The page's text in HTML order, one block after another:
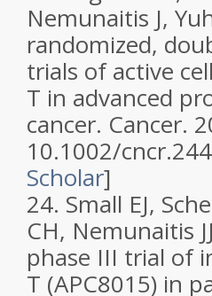
Nemunaitis J,
randomized,
trials of active
T in advanced
cancer. Cancer.
10.1002/
Scholar]
24. Small EJ,
CH, Nemunaitis
phase III trial of
T (APC8015) in